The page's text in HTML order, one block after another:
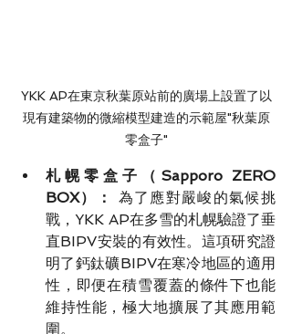
YKK AP在東京秋葉原站前的廣場上設置了以
現有建築物的微縮模型建造的示範屋"秋葉原
零盒子"
札幌零盒子（Sapporo ZERO
BOX）：
為了應對嚴峻的氣候挑
戰，YKK AP在多雪的札幌驗證了垂
直BIPV安裝的有效性。這項研究證
明了鈣鈦礦BIPV在寒冷地區的適用
性，即便在積雪覆蓋的條件下也能
維持性能，極大地擴展了其應用範
圍。